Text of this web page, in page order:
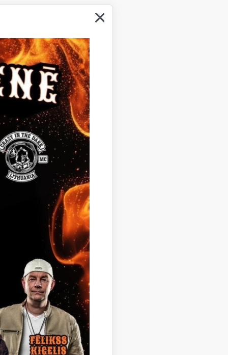
novads, atsavināšanu
novads, atsavināšanu
zemes” atsavināšanu
atsavināšanu īrniekam